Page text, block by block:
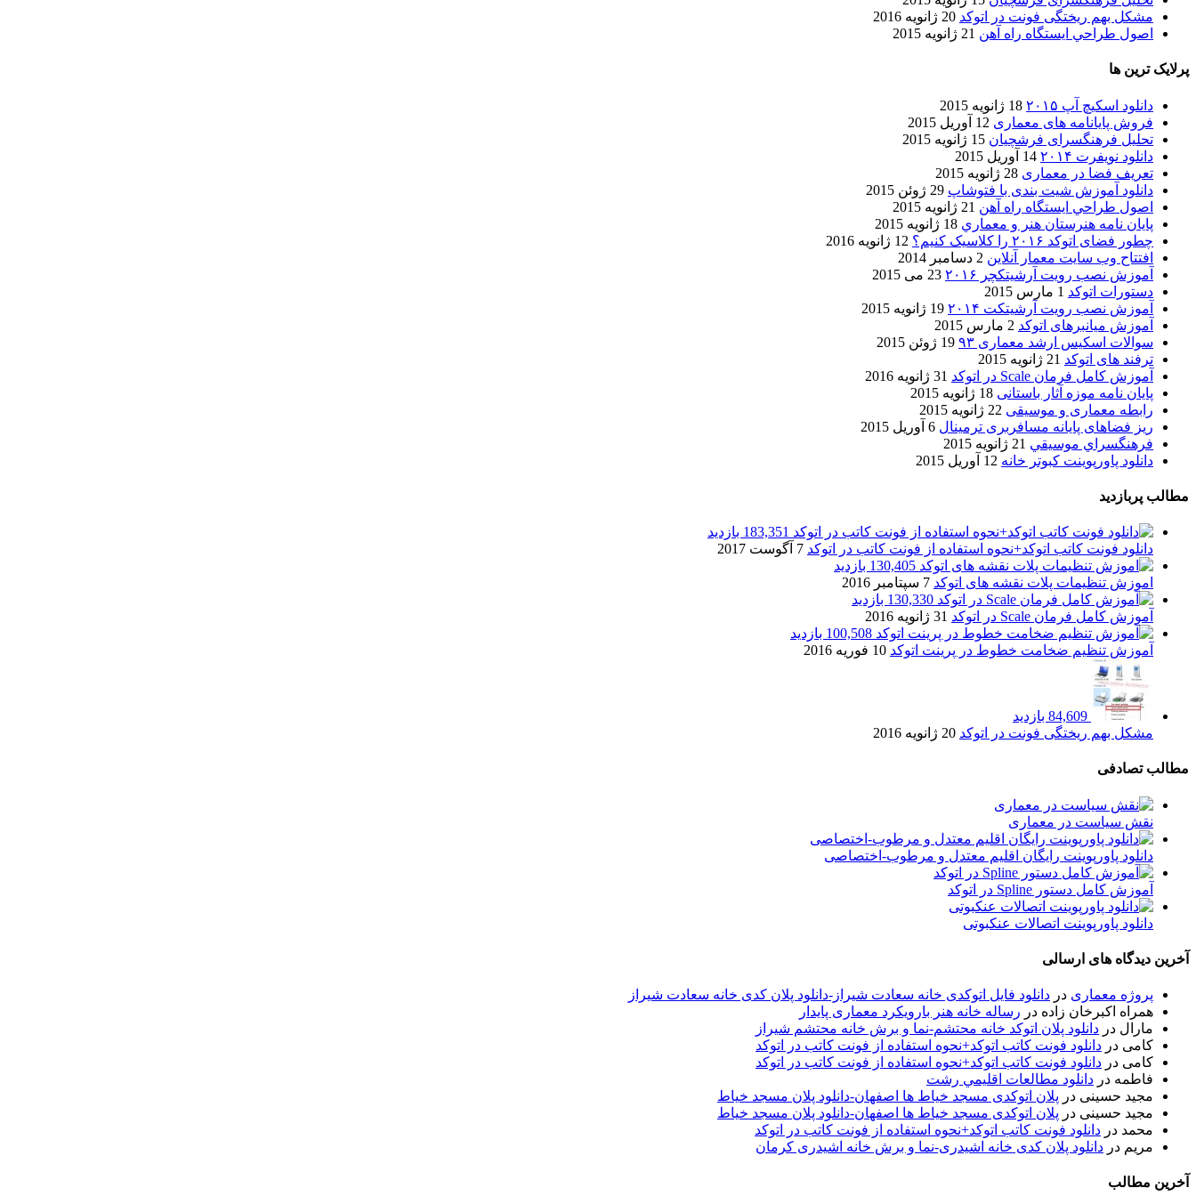
مشکل بهم ریختگی فونت در اتوکد 20 ژانویه 2016
اصول طراحي ایستگاه راه آهن 21 ژانویه 2015
پرلایک ترین ها
دانلود اسکیچ آپ ۲۰۱۵
18 ژانویه 2015
فروش پایانامه های معماری 12 آوریل 2015
تحلیل فرهنگسرای فرشچیان 15 ژانویه 2015
دانلود نویفرت ۲۰۱۴
14 آوریل 2015
تعریف فضا در معماری 28 ژانویه 2015
دانلود آموزش شیت بندی با فتوشاپ 29 ژوئن 2015
اصول طراحي ایستگاه راه آهن 21 ژانویه 2015
پایان نامه هنرستان هنر و معماري 18 ژانویه 2015
چطور فضای اتوکد ۲۰۱۶ را کلاسیک کنیم؟
12 ژانویه 2016
افتتاح وب سایت معمار آنلاین 2 دسامبر 2014
آموزش نصب رویت آرشیتکچر ۲۰۱۶
23 می 2015
دستورات اتوکد 1 مارس 2015
آموزش نصب رویت آرشیتکت ۲۰۱۴
19 ژانویه 2015
آموزش میانبرهای اتوکد 2 مارس 2015
سوالات اسکیس ارشد معماری ۹۳
19 ژوئن 2015
ترفند های اتوکد 21 ژانویه 2015
آموزش کامل فرمان Scale در اتوکد
31 ژانویه 2016
پایان نامه موزه آثار باستانی 18 ژانویه 2015
رابطه معماری و موسیقی 22 ژانویه 2015
ریز فضاهای پایانه مسافربری ترمینال 6 آوریل 2015
فرهنگسراي موسيقي 21 ژانویه 2015
دانلود پاورپوینت کبوتر خانه 12 آوریل 2015
مطالب پربازدید
183,351 بازدید
دانلود فونت کاتب اتوکد+نحوه استفاده از فونت کاتب در اتوکد 7 آگوست 2017
130,405 بازدید
اموزش تنظیمات پلات نقشه های اتوکد 7 سپتامبر 2016
130,330 بازدید
آموزش کامل فرمان Scale در اتوکد
31 ژانویه 2016
100,508 بازدید
آموزش تنظیم ضخامت خطوط در پرینت اتوکد 10 فوریه 2016
84,609 بازدید
مشکل بهم ریختگی فونت در اتوکد 20 ژانویه 2016
مطالب تصادفی
نقش سیاست در معماری
دانلود پاورپوینت رایگان اقلیم معتدل و مرطوب-اختصاصی
آموزش کامل دستور Spline در اتوکد
دانلود پاورپوینت اتصالات عنکبوتی
آخرین دیدگاه های ارسالی
پروژه معماری در دانلود فایل اتوکدی خانه سعادت شیراز-دانلود پلان کدی خانه سعادت شیراز
همراه اکبرخان زاده در رساله خانه هنر بارویکرد معماری پایدار
مارال در دانلود پلان اتوکد خانه محتشم-نما و برش خانه محتشم شیراز
کامی در دانلود فونت کاتب اتوکد+نحوه استفاده از فونت کاتب در اتوکد
کامی در دانلود فونت کاتب اتوکد+نحوه استفاده از فونت کاتب در اتوکد
فاطمه در دانلود مطالعات اقليمي رشت
مجید حسینی در پلان اتوکدی مسجد خیاط ها اصفهان-دانلود پلان مسجد خیاط
مجید حسینی در پلان اتوکدی مسجد خیاط ها اصفهان-دانلود پلان مسجد خیاط
محمد در دانلود فونت کاتب اتوکد+نحوه استفاده از فونت کاتب در اتوکد
مریم در دانلود پلان کدی خانه اشیدری-نما و برش خانه اشیدری کرمان
آخرین مطالب